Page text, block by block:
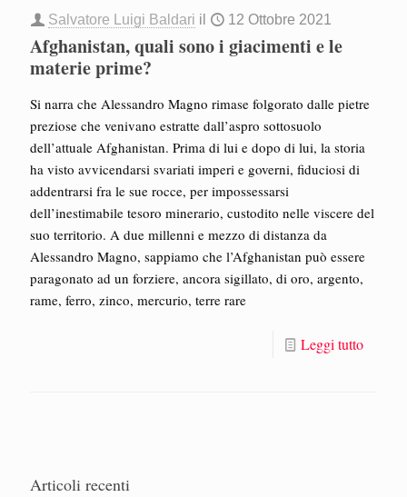
Salvatore Luigi Baldari il 12 Ottobre 2021
Afghanistan, quali sono i giacimenti e le
materie prime?
Si narra che Alessandro Magno rimase folgorato dalle pietre
preziose che venivano estratte dall’aspro sottosuolo
dell’attuale Afghanistan. Prima di lui e dopo di lui, la storia
ha visto avvicendarsi svariati imperi e governi, fiduciosi di
addentrarsi fra le sue rocce, per impossessarsi
dell’inestimabile tesoro minerario, custodito nelle viscere del
suo territorio. A due millenni e mezzo di distanza da
Alessandro Magno, sappiamo che l’Afghanistan può essere
paragonato ad un forziere, ancora sigillato, di oro, argento,
rame, ferro, zinco, mercurio, terre rare
Leggi tutto
Articoli recenti